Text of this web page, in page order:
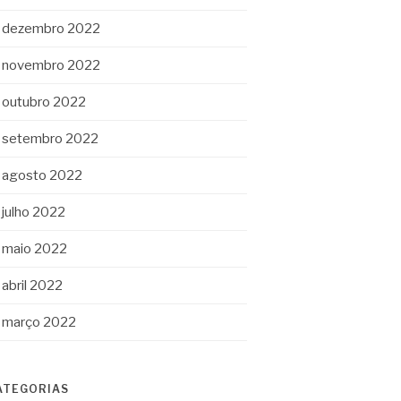
dezembro 2022
novembro 2022
outubro 2022
setembro 2022
agosto 2022
julho 2022
maio 2022
abril 2022
março 2022